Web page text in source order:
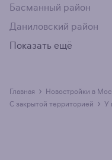
Басманный район
Даниловский район
Показать ещё
Главная › Новостройки в
с закрытой территорией ›